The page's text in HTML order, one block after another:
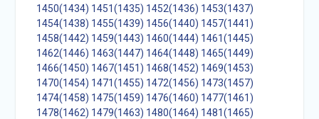
1450(1434) 1451(1435) 1452(1436) 1453(1437)
1454(1438) 1455(1439) 1456(1440) 1457(1441)
1458(1442) 1459(1443) 1460(1444) 1461(1445)
1462(1446) 1463(1447) 1464(1448) 1465(1449)
1466(1450) 1467(1451) 1468(1452) 1469(1453)
1470(1454) 1471(1455) 1472(1456) 1473(1457)
1474(1458) 1475(1459) 1476(1460) 1477(1461)
1478(1462) 1479(1463) 1480(1464) 1481(1465)